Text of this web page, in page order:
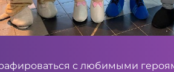
с любимыми